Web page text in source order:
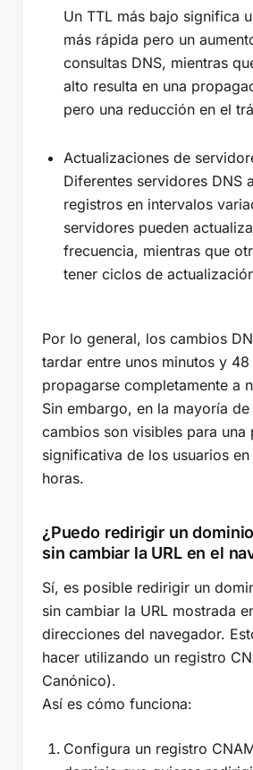
Un TTL más bajo significa
más rápida pero un
consultas DNS, mientras
alto resulta en una
pero una reducción en el
Actualizaciones de
Diferentes servidores DNS
registros en intervalos
servidores pueden
frecuencia, mientras que
tener ciclos de
Por lo general, los cambios
tardar entre unos minutos y 48
propagarse completamente a
Sin embargo, en la mayoría
cambios son visibles para una
significativa de los usuarios
horas.
¿Puedo redirigir un
sin cambiar la URL en el
Sí, es posible redirigir un
sin cambiar la URL mostrada
direcciones del navegador.
hacer utilizando un registro
Canónico).
Así es cómo funciona:
Configura un registro